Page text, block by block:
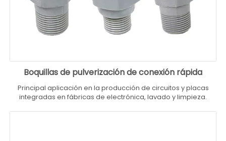
Boquillas de pulverización de conexión rápida
Principal aplicación en la producción de circuitos y placas
integradas en fábricas de electrónica, lavado y limpieza.